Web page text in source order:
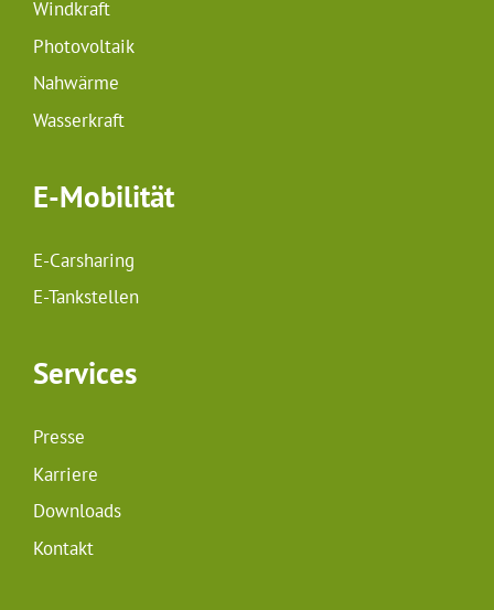
Windkraft
Photovoltaik
Nahwärme
Wasserkraft
E-Mobilität
E-Carsharing
E-Tankstellen
Services
Presse
Karriere
Downloads
Kontakt